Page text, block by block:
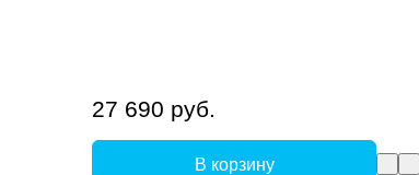
27 690 руб.
В корзину